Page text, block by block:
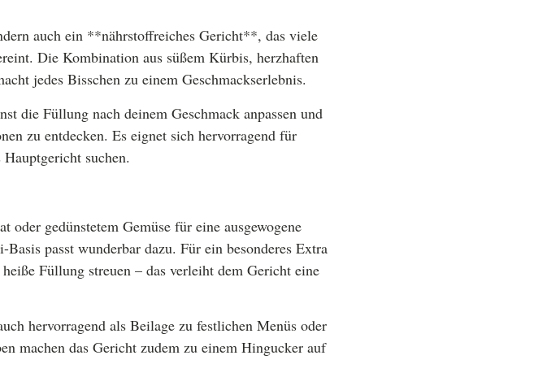
auch ein **nährstoffreiches Gericht**, das viele
Die Kombination aus süßem Kürbis, herzhaften
jedes Bisschen zu einem Geschmackserlebnis.
die Füllung nach deinem Geschmack anpassen und
zu entdecken. Es eignet sich hervorragend für
suchen.
gedünstetem Gemüse für eine ausgewogene
passt wunderbar dazu. Für ein besonderes Extra
Füllung streuen – das verleiht dem Gericht eine
hervorragend als Beilage zu festlichen Menüs oder
machen das Gericht zudem zu einem Hingucker auf